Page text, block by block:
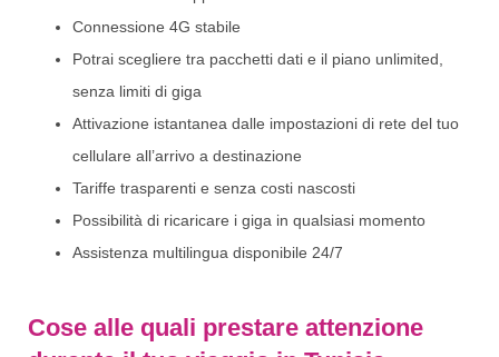
Connessione 4G stabile
Potrai scegliere tra pacchetti dati e il piano unlimited,
senza limiti di giga
Attivazione istantanea dalle impostazioni di rete del tuo
cellulare all’arrivo a destinazione
Tariffe trasparenti e senza costi nascosti
Possibilità di ricaricare i giga in qualsiasi momento
Assistenza multilingua disponibile 24/7
Cose alle quali prestare attenzione